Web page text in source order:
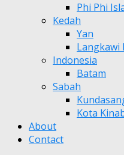
Phi Phi
Kedah
Yan
Langkawi
Indonesia
Batam
Sabah
Kota
About
Contact